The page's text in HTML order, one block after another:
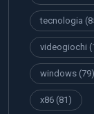
tecnologia
videogiochi
windows (79)
x86 (81)